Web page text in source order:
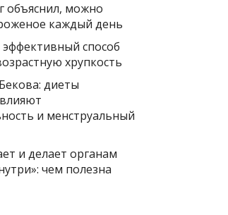
объяснил, можно
каждый день
способ
хрупкость
диеты
и менструальный
и делает органам
чем полезна